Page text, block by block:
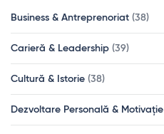
Business & Antreprenoriat (38)
Carieră & Leadership (39)
Cultură & Istorie (38)
Dezvoltare Personală & Motivație